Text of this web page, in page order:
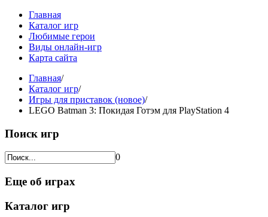
Главная
Каталог игр
Любимые герои
Виды онлайн-игр
Карта сайта
Главная/
Каталог игр/
Игры для приставок (новое)/
LEGO Batman 3: Покидая Готэм для PlayStation 4
Поиск игр
0
Еще об играх
Каталог игр